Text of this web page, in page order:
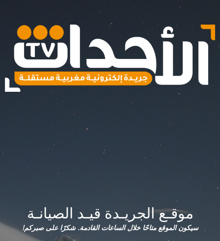
موقـع الجريـدة قيـد الصيانـة
سيكون الموقع متاحًا خلال الساعات القادمة. شكرًا على صبركم!